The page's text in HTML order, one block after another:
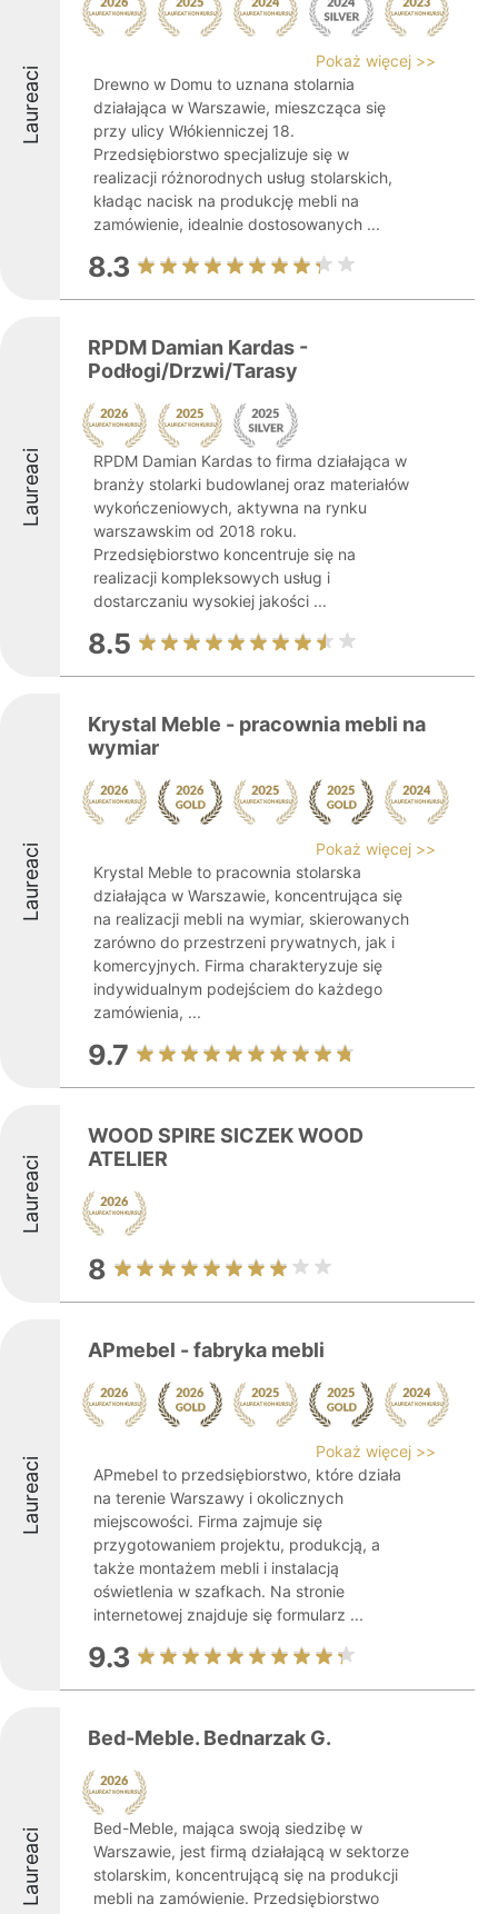
Laureaci
Pokaż więcej >>
Drewno w Domu to uznana stolarnia
działająca w Warszawie, mieszcząca się
przy ulicy Włókienniczej 18.
Przedsiębiorstwo specjalizuje się w
realizacji różnorodnych usług stolarskich,
kładąc nacisk na produkcję mebli na
zamówienie, idealnie dostosowanych ...
8.3
Laureaci
RPDM Damian Kardas -
Podłogi/Drzwi/Tarasy
RPDM Damian Kardas to firma działająca w
branży stolarki budowlanej oraz materiałów
wykończeniowych, aktywna na rynku
warszawskim od 2018 roku.
Przedsiębiorstwo koncentruje się na
realizacji kompleksowych usług i
dostarczaniu wysokiej jakości ...
8.5
Laureaci
Krystal Meble - pracownia mebli na
wymiar
Pokaż więcej >>
Krystal Meble to pracownia stolarska
działająca w Warszawie, koncentrująca się
na realizacji mebli na wymiar, skierowanych
zarówno do przestrzeni prywatnych, jak i
komercyjnych. Firma charakteryzuje się
indywidualnym podejściem do każdego
zamówienia, ...
9.7
Laureaci
WOOD SPIRE SICZEK WOOD
ATELIER
8
Laureaci
APmebel - fabryka mebli
Pokaż więcej >>
APmebel to przedsiębiorstwo, które działa
na terenie Warszawy i okolicznych
miejscowości. Firma zajmuje się
przygotowaniem projektu, produkcją, a
także montażem mebli i instalacją
oświetlenia w szafkach. Na stronie
internetowej znajduje się formularz ...
9.3
Laureaci
Bed-Meble. Bednarzak G.
Bed-Meble, mająca swoją siedzibę w
Warszawie, jest firmą działającą w sektorze
stolarskim, koncentrującą się na produkcji
mebli na zamówienie. Przedsiębiorstwo